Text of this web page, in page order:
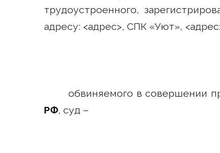
трудоустроенного,
адресу: <адрес>, СПК «Уют»,
обвиняемого в совершении
РФ, суд –